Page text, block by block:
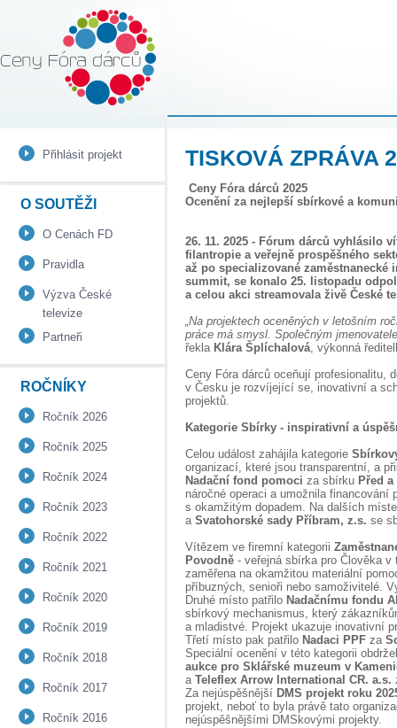
Ceny Fóra Dárců |
Spoleďż˝enskďż˝ odpovďż˝dnost
Přihlásit projekt
O SOUTĚŽI
O Cenách FD
Pravidla
Výzva České
televize
Partneři
ROČNÍKY
Ročník 2026
Ročník 2025
Ročník 2024
Ročník 2023
Ročník 2022
Ročník 2021
Ročník 2020
Ročník 2019
Ročník 2018
Ročník 2017
Ročník 2016
TISKOVÁ ZPRÁVA
Ceny Fóra dárců 2025
Ocenění za nejlepší sbírkové a
26. 11. 2025 - Fórum dárců vyhlásilo
filantropie a veřejně prospěšného
až po specializované zaměstnanecké
summit, se konalo 25. listopadu
a celou akci streamovala živě České
„Na projektech oceněných v letošním
práce má smysl. Společným
řekla Klára Šplíchalová, výkonná
Ceny Fóra dárců oceňují profesionalitu,
v Česku je rozvíjející se, inovativní a
projektů.
Kategorie Sbírky - inspirativní a
Celou událost zahájila kategorie
organizací, které jsou transparentní, a
Nadační fond pomoci za sbírku Před
náročné operaci a umožnila
s okamžitým dopadem. Na dalších
a Svatohorské sady Příbram, z.s. se
Vítězem ve firemní kategorii
Povodně - veřejná sbírka pro Člověka
zaměřena na okamžitou materiální
příbuzných, senioři nebo samoživitelé.
Druhé místo patřilo Nadačnímu fondu
sbírkový mechanismus, který
a mladistvé. Projekt ukazuje inovativní
Třetí místo pak patřilo Nadaci PPF za
Speciální ocenění v této kategorii
aukce pro Sklářské muzeum v
a Teleflex Arrow International CR. a.s.
Za nejúspěšnější DMS projekt roku
projekt, neboť to byla právě tato
nejúspěšnějšími DMSkovými projekty.